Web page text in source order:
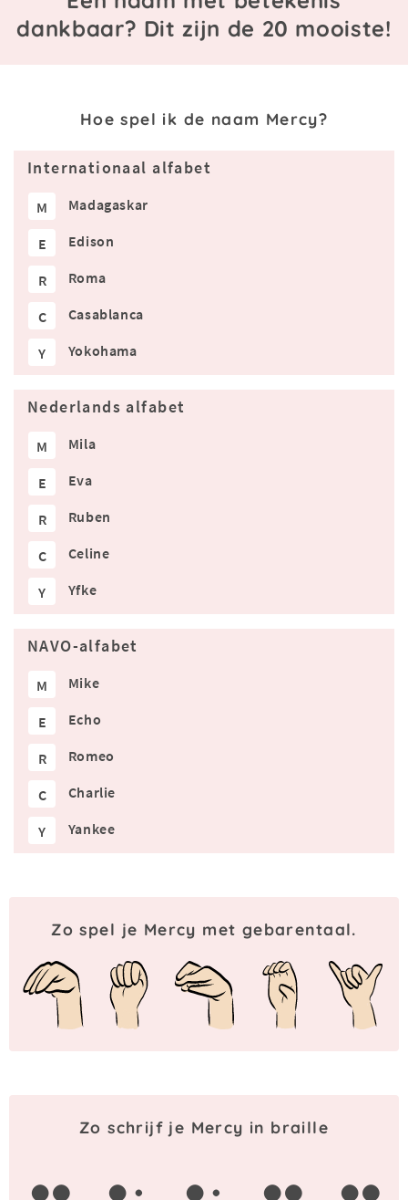
dankbaar? Dit zijn de 20 mooiste!
Hoe spel ik de naam Mercy?
Internationaal alfabet
M Madagaskar
E Edison
R Roma
C Casablanca
Y Yokohama
Nederlands alfabet
M Mila
E Eva
R Ruben
C Celine
Y Yfke
NAVO-alfabet
M Mike
E Echo
R Romeo
C Charlie
Y Yankee
Zo spel je Mercy met gebarentaal.
Zo schrijf je Mercy in braille